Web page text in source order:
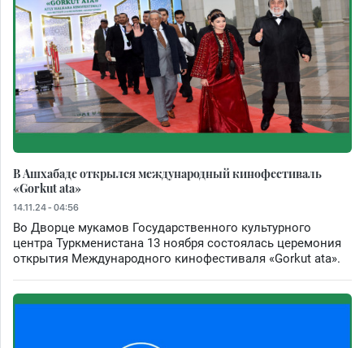
В Ашхабаде открылся международный кинофестиваль
«Gorkut ata»
14.11.24 - 04:56
Во Дворце мукамов Государственного культурного
центра Туркменистана 13 ноября состоялась церемония
открытия Международного кинофестиваля «Gorkut ata».